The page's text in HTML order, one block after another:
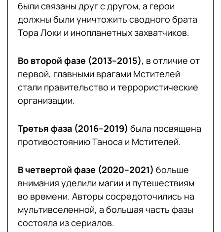
были связаны друг с другом, а герои
должны были уничтожить сводного брата
Тора Локи и инопланетных захватчиков.
Во второй фазе (2013–2015), в отличие от
первой, главными врагами Мстителей
стали правительство и террористические
организации.
Третья фаза (2016–2019) была посвящена
противостоянию Таноса и Мстителей.
В четвертой фазе (2020–2021) больше
внимания уделили магии и путешествиям
во времени. Авторы сосредоточились на
мультивселенной, а большая часть фазы
состояла из сериалов.